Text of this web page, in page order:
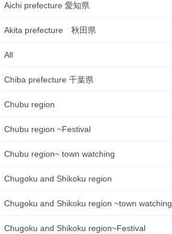
Aichi prefecture 愛知県
Akita prefecture 秋田県
All
Chiba prefecture 千葉県
Chubu region
Chubu region ~Festival
Chubu region~ town watching
Chugoku and Shikoku region
Chugoku and Shikoku region ~town watching
Chugoku and Shikoku region~Festival